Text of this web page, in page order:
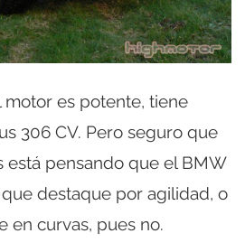
motor es potente, tiene
306 CV. Pero seguro que
está pensando que el BMW
destaque por agilidad, o
en curvas, pues no.